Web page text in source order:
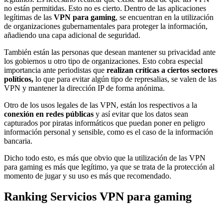
no están permitidas. Esto no es cierto. Dentro de las aplicaciones
legítimas de las VPN para gaming, se encuentran en la utilización
de organizaciones gubernamentales para proteger la información,
añadiendo una capa adicional de seguridad.
También están las personas que desean mantener su privacidad ante
los gobiernos u otro tipo de organizaciones. Esto cobra especial
importancia ante periodistas que realizan críticas a ciertos sectores
políticos, lo que para evitar algún tipo de represalias, se valen de las
VPN y mantener la dirección IP de forma anónima.
Otro de los usos legales de las VPN, están los respectivos a la
conexión en redes públicas y así evitar que los datos sean
capturados por piratas informáticos que puedan poner en peligro
información personal y sensible, como es el caso de la información
bancaria.
Dicho todo esto, es más que obvio que la utilización de las VPN
para gaming es más que legítimo, ya que se trata de la protección al
momento de jugar y su uso es más que recomendado.
Ranking Servicios VPN para gaming